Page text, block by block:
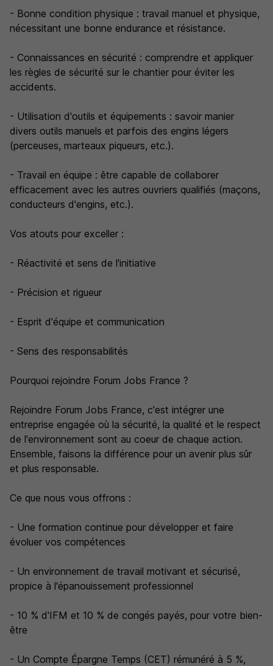
- Bonne condition physique : travail manuel et physique,
nécessitant une bonne endurance et résistance.
- Connaissances en sécurité : comprendre et appliquer
les règles de sécurité sur le chantier pour éviter les
accidents.
- Utilisation d'outils et équipements : savoir manier
divers outils manuels et parfois des engins légers
(perceuses, marteaux piqueurs, etc.).
- Travail en équipe : être capable de collaborer
efficacement avec les autres ouvriers qualifiés (maçons,
conducteurs d'engins, etc.).
Vos atouts pour exceller :
- Réactivité et sens de l'initiative
- Précision et rigueur
- Esprit d'équipe et communication
- Sens des responsabilités
Pourquoi rejoindre Forum Jobs France ?
Rejoindre Forum Jobs France, c'est intégrer une
entreprise engagée où la sécurité, la qualité et le respect
de l'environnement sont au coeur de chaque action.
Ensemble, faisons la différence pour un avenir plus sûr
et plus responsable.
Ce que nous vous offrons :
- Une formation continue pour développer et faire
évoluer vos compétences
- Un environnement de travail motivant et sécurisé,
propice à l'épanouissement professionnel
- 10 % d'IFM et 10 % de congés payés, pour votre bien-
être
- Un Compte Épargne Temps (CET) rémunéré à 5 %,